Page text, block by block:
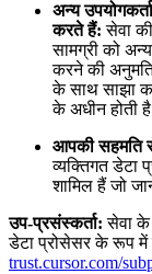
अन्य
करते हैं: सेवा
सामग्री को
करने की
के साथ साझा
के अधीन होती
आपकी सहमति
व्यक्तिगत डेटा
शामिल हैं जो
उप-प्रसंस्कर्ता: सेवा के
डेटा प्रोसेसर के रूप में
trust.cursor.com/